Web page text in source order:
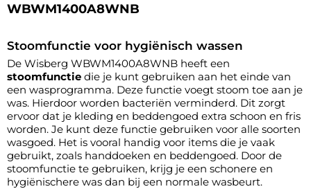
WBWM1400A8WNB
Stoomfunctie voor hygiënisch wassen
De Wisberg WBWM1400A8WNB heeft een
stoomfunctie die je kunt gebruiken aan het einde van
een wasprogramma. Deze functie voegt stoom toe aan je
was. Hierdoor worden bacteriën verminderd. Dit zorgt
ervoor dat je kleding en beddengoed extra schoon en fris
worden. Je kunt deze functie gebruiken voor alle soorten
wasgoed. Het is vooral handig voor items die je vaak
gebruikt, zoals handdoeken en beddengoed. Door de
stoomfunctie te gebruiken, krijg je een schonere en
hygiënischere was dan bij een normale wasbeurt.